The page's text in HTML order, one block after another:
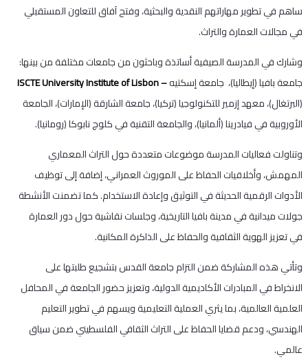
ساهم في تطوير مهاراتهم النقدية والبحثية، وفتح آفاق للتعاون المستقبلي
في مجالات العمارة والتراث.
وشارك في المدرسة الصيفية أساتذة وباحثون من جامعات مختلفة من بينها:
جامعة بافيا (إيطاليا)، جامعة إسكتيه– ISCTE University Institute of Lisbon
(البرتغال)، معهد إزمير للتكنولوجيا (تركيا)، جامعة الشارقة (الإمارات)، الجامعة
الأوروبية في فيادرينا (ألمانيا)، والجامعة التقنية في كلوج نابوكا (رومانيا).
وتناولت فعاليات المدرسة موضوعات متعددة حول التراث المعماري
المهمش، وأخلاقيات الحفاظ على الموروث العمراني، إضافة إلى توظيف
الأدوات الرقمية الحديثة في التوثيق وإعادة الاستخدام. كما تضمنت الأنشطة
جولات ميدانية في مدينة بافيا التاريخية، وجلسات نقاشية حول دور العمارة
في تعزيز الهوية الثقافية والحفاظ على الذاكرة المكانية.
وتأتي هذه المشاركة ضمن التزام جامعة القدس بتشجيع طلبتها على
الانخراط في المبادرات الأكاديمية الدولية، وتعزيز حضور الجامعة في المحافل
العلمية العالمية، بما يثري العملية التعليمية ويسهم في تطوير التعليم
الهندسي، ودعم قضايا الحفاظ على التراث الثقافي الفلسطيني ضمن سياق
عالمي.